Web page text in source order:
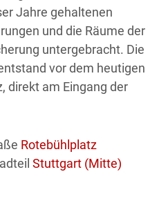
Jahre gehaltenen
und die Räume der
untergebracht. Die
vor dem heutigen
direkt am Eingang der
Rotebühlplatz
Stuttgart (Mitte)